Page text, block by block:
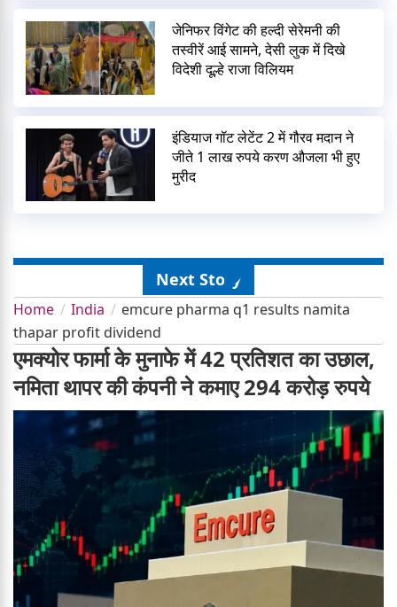
जेनिफर विंगेट की हल्दी सेरेमनी की
तस्वीरें आई सामने, देसी लुक में दिखे
विदेशी दूल्हे राजा विलियम
इंडियाज गॉट लेटेंट 2 में गौरव मदान ने
जीते 1 लाख रुपये करण औजला भी हुए
मुरीद
Next Story
Home India
emcure pharma q1 results namita
thapar profit dividend
एमक्योर फार्मा के मुनाफे में 42 प्रतिशत का उछाल,
नमिता थापर की कंपनी ने कमाए 294 करोड़ रुपये